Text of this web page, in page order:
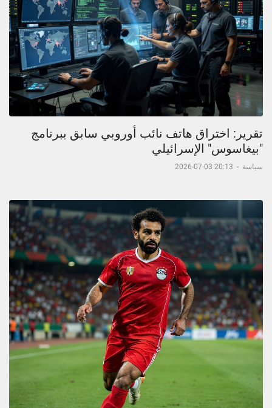
تقرير: اختراق هاتف نائب أوروبي سابق ببرنامج
"بيغاسوس" الإسرائيلي
سياسة -
20:13 03-07-2026